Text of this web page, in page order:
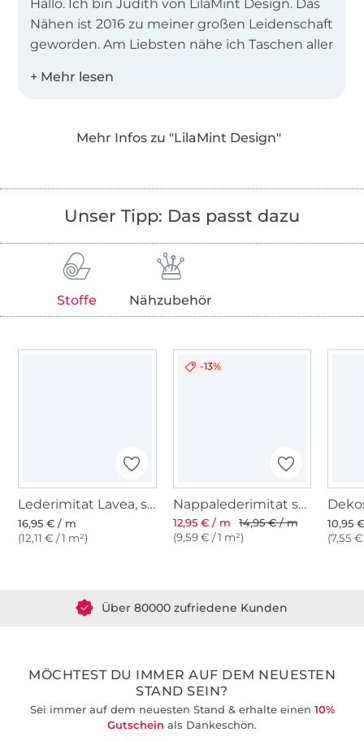
Hallo. Ich bin Judith von LilaMint Design. Das
Nähen ist 2016 zu meiner großen Leidenschaft
geworden. Am Liebsten nähe ich Taschen aller
Hier bekommt ihr all meine Taschen-eBooks.
Lookbooks zu unseren eBooks.
Mehr Infos zu "LilaMint Design"
Unser Tipp: Das passt dazu
Stoffe Nähzubehör
Lederimitat Lavea, schwarz
16,95 € / m
(12,11 € / 1 m²)
-13%
Nappalederimitat schwarz
12,95 € / m
14,95 € / m
(9,59 € / 1 m²)
10,95
(7,55
MÖCHTEST DU IMMER AUF DEM NEUESTEN
STAND SEIN?
Sei immer auf dem neuesten Stand & erhalte einen 10%
Gutschein als Dankeschön.